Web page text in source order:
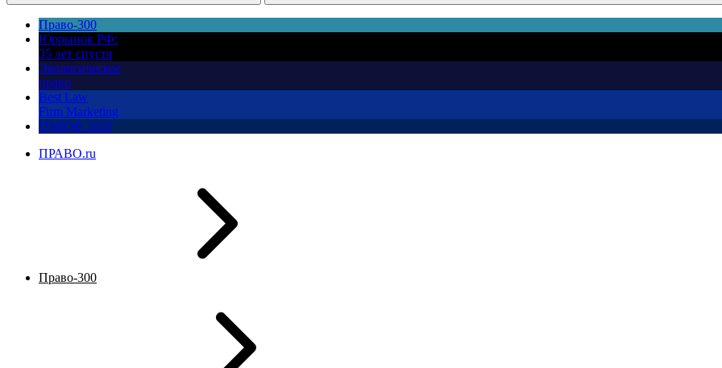
Право-300
Юррынок РФ:
35 лет спустя
Экологическое
право
Best Law
Firm Marketing
ПМЮФ 2026
ПРАВО.ru
Право-300